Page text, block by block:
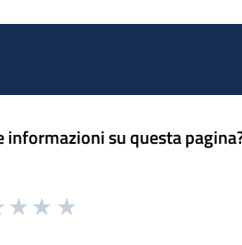
informazioni su questa